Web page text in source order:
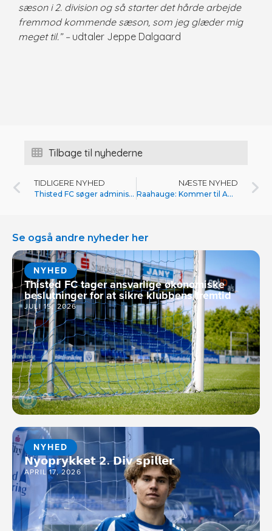
sæson i 2. division og så starter det hårde arbejde
fremmod kommende sæson, som jeg glæder mig
meget til.” –udtaler Jeppe Dalgaard
Tilbage til nyhederne
TIDLIGERE NYHED
Thisted FC søger administrationsmedarbejder
NÆSTE NYHED
Raahauge: Kommer til Amager med stor selvtillid
Se også andre nyheder her
NYHED
Thisted FC tager ansvarlige økonomiske
beslutninger for at sikre klubbens fremtid
JULI 15, 2026
NYHED
𝗡𝘆𝗼𝗽𝗿𝘆𝗸𝗸𝗲𝘁 𝟮. 𝗗𝗶𝘃 𝘀𝗽𝗶𝗹𝗹𝗲𝗿
APRIL 17, 2026